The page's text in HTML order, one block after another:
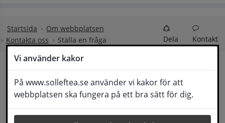
Vi använder kakor
På www.solleftea.se använder vi kakor för att
webbplatsen ska fungera på ett bra sätt för dig.
Startsida
Om webbplatsen
Kontakta oss
Ställa en fråga Dela Kontakt
Ställa en fråga
Om din fråga är omfattande kan det bli aktuellt